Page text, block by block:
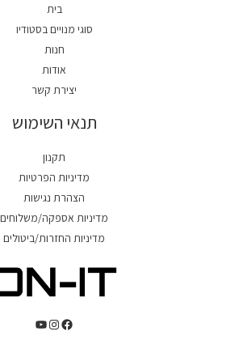
בית
סוגי מנויים בסטודיו
חנות
אודות
יצירת קשר
תנאי השימוש
תקנון
מדיניות הפרטיות
הצהרת נגישות
מדיניות אספקה/משלוחים
מדיניות החזרות/ביטולים